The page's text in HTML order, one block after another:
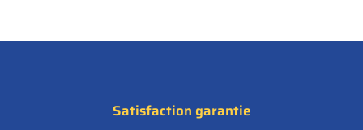
Satisfaction garantie